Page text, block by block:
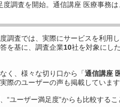
度調査を開始。通信講座 医療事務
調査では、実際にサービスを利用
を基に、調査企業10社を対象にし
く、様々な切り口から「通信講座
際のユーザーの声も掲載しています
“ユーザー満足度”からも比較するこ